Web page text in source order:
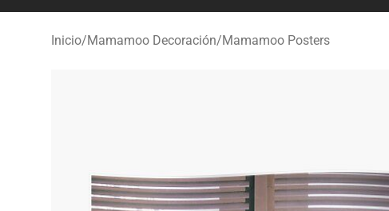
Inicio/Mamamoo Decoración/Mamamoo Posters